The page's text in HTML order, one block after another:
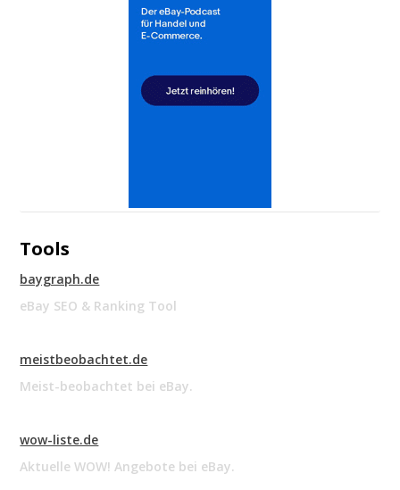
Tools
baygraph.de
eBay SEO & Ranking Tool
meistbeobachtet.de
Meist-beobachtet bei eBay.
wow-liste.de
Aktuelle WOW! Angebote bei eBay.